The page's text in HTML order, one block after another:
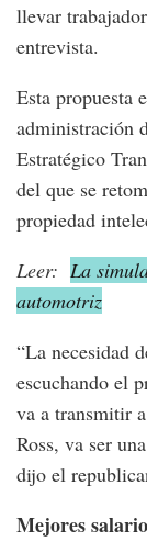
llevar
entrevista.
Esta propuesta
administración
Estratégico
del que se
propiedad
Leer: La
automotriz
“La necesidad
escuchando el
va a transmitir
Ross, va ser
dijo el
Mejores